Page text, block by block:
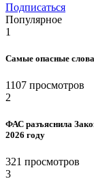
Подписаться
Популярное
1
Самые опасные
1107 просмотров
2
ФАС разъяснила
2026 году
321 просмотров
3